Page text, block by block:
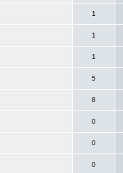
1
1
1
5
8
0
0
0